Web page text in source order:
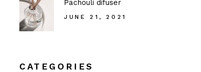
Pachouli difuser
JUNE 21, 2021
CATEGORIES